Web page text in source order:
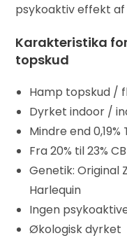
psykoaktiv effekt
Karakteristika
topskud
Hamp topskud /
Dyrket indoor /
Mindre end 0,19%
Fra 20% til 23%
Genetik: Original
Harlequin
Ingen
Økologisk dyrket